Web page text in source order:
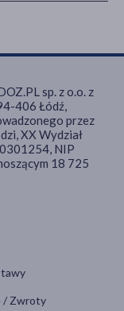
/ Zwroty
sp. z o.o. z
406 Łódź,
przez
XX Wydział
NIP
18 725